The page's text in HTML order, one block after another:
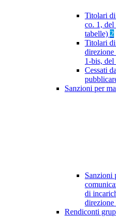
Titolari
co. 1, del
tabelle) 2
Titolari
1-bis,
Cessati
Sanzioni per
Sanzioni
di
Rendiconti